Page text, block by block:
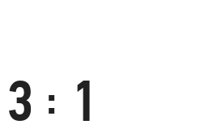
Итоговый
3 : 1